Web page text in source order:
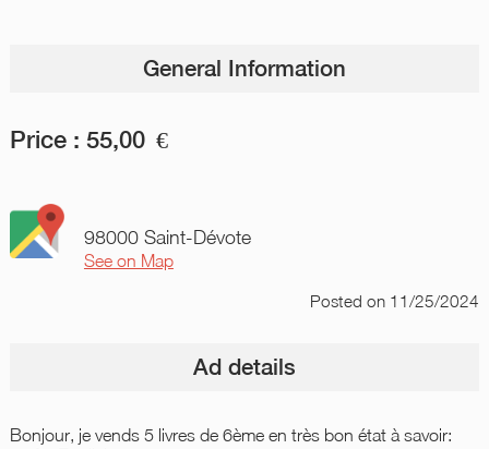
General Information
Price : 55,00 €
98000 Saint-Dévote
See on Map
Postedon 11/25/2024
Ad details
Bonjour, je vends 5 livres de 6ème en très bon état à savoir: